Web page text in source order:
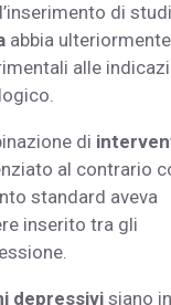
di studi
abbia ulteriormente
alle
di
al contrario
standard aveva
inserito tra gli
depressivi siano in